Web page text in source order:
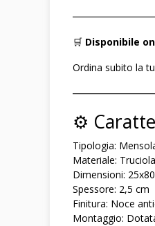
🛒 Disponibile
Ordina subito la
⚙️
Tipologia:
Materiale:
Dimensioni:
Spessore: 2,5 cm
Finitura: Noce
Montaggio: